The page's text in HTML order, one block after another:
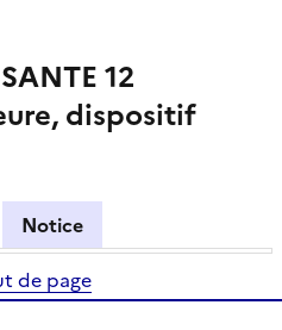
12
dispositif
Notice
de page